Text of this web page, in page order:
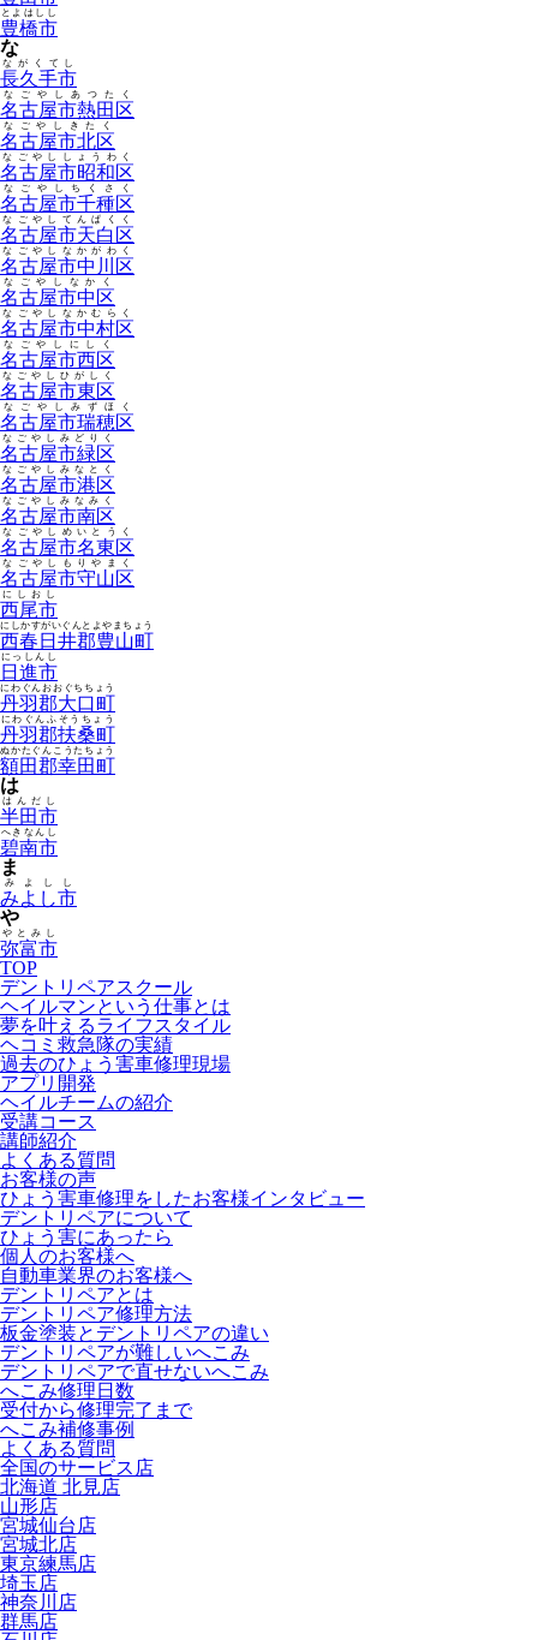
豊橋市
とよはしし
な
長久手市
ながくてし
名古屋市熱田区
なごやしあつたく
名古屋市北区
なごやしきたく
名古屋市昭和区
なごやししょうわく
名古屋市千種区
なごやしちくさく
名古屋市天白区
なごやしてんぱくく
名古屋市中川区
なごやしなかがわく
名古屋市中区
なごやしなかく
名古屋市中村区
なごやしなかむらく
名古屋市西区
なごやしにしく
名古屋市東区
なごやしひがしく
名古屋市瑞穂区
なごやしみずほく
名古屋市緑区
なごやしみどりく
名古屋市港区
なごやしみなとく
名古屋市南区
なごやしみなみく
名古屋市名東区
なごやしめいとうく
名古屋市守山区
なごやしもりやまく
西尾市
にしおし
西春日井郡豊山町
にしかすがいぐんとよやまちょう
日進市
にっしんし
丹羽郡大口町
にわぐんおおぐちちょう
丹羽郡扶桑町
にわぐんふそうちょう
額田郡幸田町
ぬかたぐんこうたちょう
は
半田市
はんだし
碧南市
へきなんし
ま
みよし市
みよしし
や
弥富市
やとみし
TOP
デントリペアスクール
ヘイルマンという仕事とは
夢を叶えるライフスタイル
ヘコミ救急隊の実績
過去のひょう害車修理現場
アプリ開発
ヘイルチームの紹介
受講コース
講師紹介
よくある質問
お客様の声
ひょう害車修理をしたお客様インタビュー
デントリペアについて
ひょう害にあったら
個人のお客様へ
自動車業界のお客様へ
デントリペアとは
デントリペア修理方法
板金塗装とデントリペアの違い
デントリペアが難しいへこみ
デントリペアで直せないへこみ
へこみ修理日数
受付から修理完了まで
へこみ補修事例
よくある質問
全国のサービス店
北海道 北見店
山形店
宮城仙台店
宮城北店
東京練馬店
埼玉店
神奈川店
群馬店